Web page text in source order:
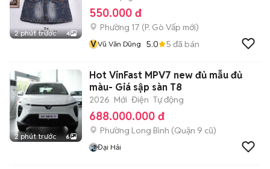
2 phút trước 4
550.000 đ
Phường 17 (P. Gò Vấp mới)
VVũ Văn Dũng 5.0 5 đã bán
2 phút trước 6
Hot VinFast MPV7 new đủ mẫu đủ
màu- Giá sập sàn T8
2026 Mới Điện Tự động
688.000.000 đ
Phường Long Bình (Quận 9 cũ)
Đại Hải